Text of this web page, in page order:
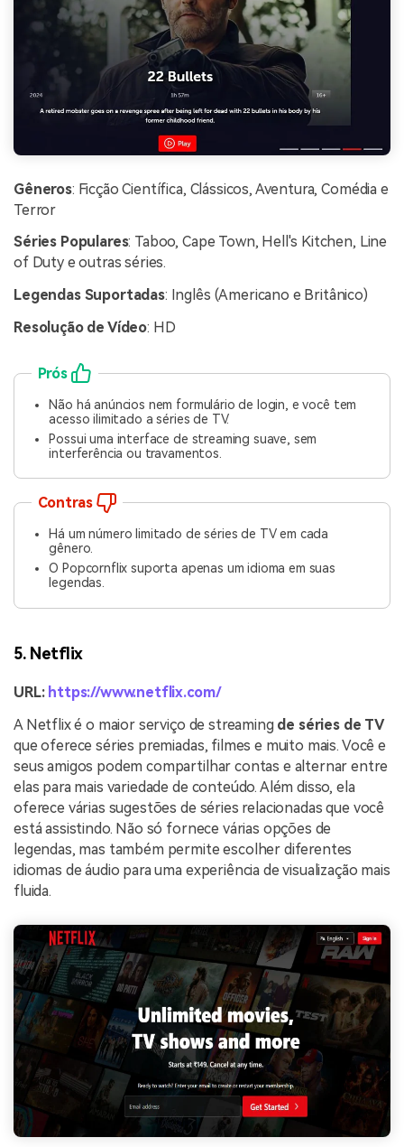
Gêneros: Ficção Científica, Clássicos, Aventura, Comédia e
Terror
Séries Populares: Taboo, Cape Town, Hell's Kitchen, Line
of Duty e outras séries.
Legendas Suportadas: Inglês (Americano e Britânico)
Resolução de Vídeo: HD
Prós
Não há anúncios nem formulário de login, e você tem
acesso ilimitado a séries de TV.
Possui uma interface de streaming suave, sem
interferência ou travamentos.
Contras
Há um número limitado de séries de TV em cada
gênero.
O Popcornflix suporta apenas um idioma em suas
legendas.
5. Netflix
URL: https://www.netflix.com/
A Netflix é o maior serviço de streaming de séries de TV
que oferece séries premiadas, filmes e muito mais. Você e
seus amigos podem compartilhar contas e alternar entre
elas para mais variedade de conteúdo. Além disso, ela
oferece várias sugestões de séries relacionadas que você
está assistindo. Não só fornece várias opções de
legendas, mas também permite escolher diferentes
idiomas de áudio para uma experiência de visualização mais
fluida.